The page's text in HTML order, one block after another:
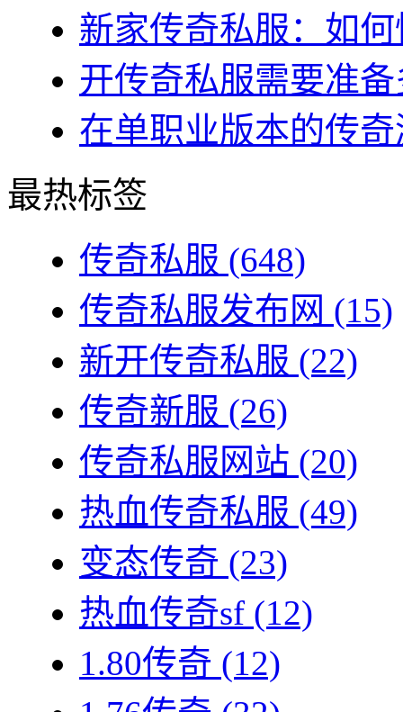
新家传奇私服：如
开传奇私服需要准
在单职业版本的传
最热标签
传奇私服 (648)
传奇私服发布网 (15)
新开传奇私服 (22)
传奇新服 (26)
传奇私服网站 (20)
热血传奇私服 (49)
变态传奇 (23)
热血传奇sf (12)
1.80传奇 (12)